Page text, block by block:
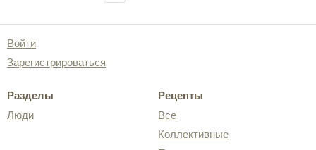
Войти
Зарегистрироваться
Разделы
Люди
Рецепты
Все
Коллективные